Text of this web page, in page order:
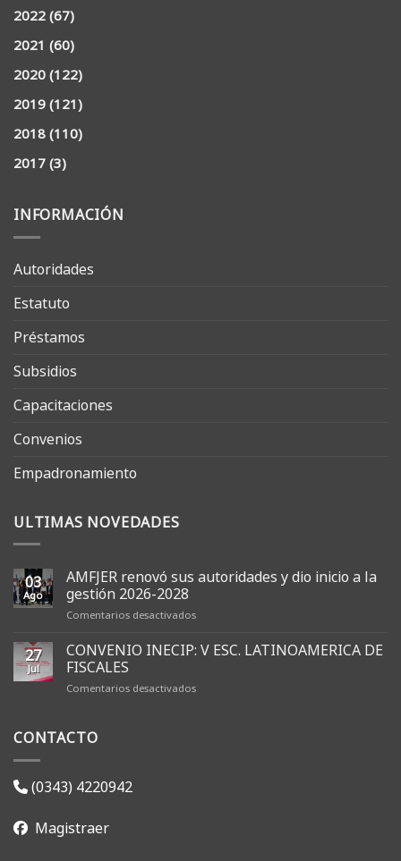
2022(67)
2021 (60)
2020(122)
2019(121)
2018(110)
2017(3)
INFORMACIÓN
Autoridades
Estatuto
Préstamos
Subsidios
Capacitaciones
Convenios
Empadronamiento
ULTIMAS NOVEDADES
03
Ago
AMFJER renovó sus autoridades y dio inicio a la
gestión 2026-2028
Comentarios desactivadosen
renovó
sus
y
27
Jul
CONVENIO INECIP: V ESC. LATINOAMERICA DE
FISCALES
Comentarios desactivadosen
CONTACTO
(0343) 4220942
Magistraer